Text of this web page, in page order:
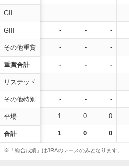
GII
GIII
その他重賞
重賞合計
リステッド
その他特別
平場
合計
- - -
- - -
- - -
- - -
- - -
- - -
1 0 0
1 0 0
※「総合成績」はJRAのレースのみとなります。